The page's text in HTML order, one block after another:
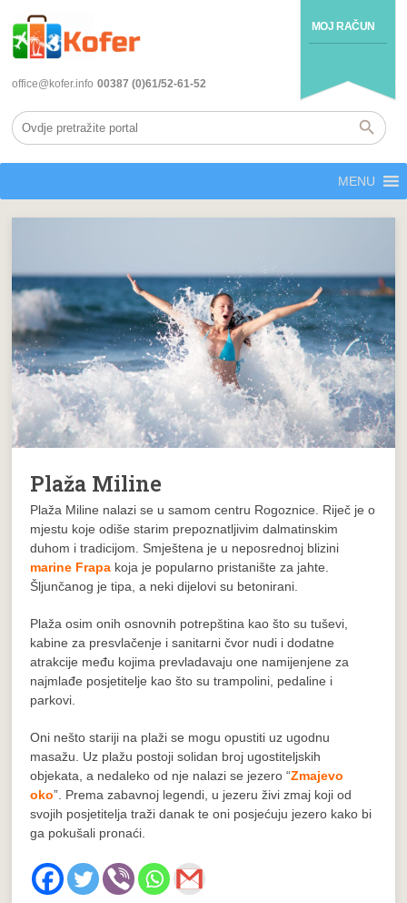
MOJ RAČUN
office@kofer.info 00387 (0)61/52-61-52
MENU
Plaža Miline
Plaža Miline nalazi se u samom centru Rogoznice. Riječ je o
mjestu koje odiše starim prepoznatljivim dalmatinskim
duhom i tradicijom. Smještena je u neposrednoj blizini
marine Frapa koja je popularno pristanište za jahte.
Šljunčanog je tipa, a neki dijelovi su betonirani.
Plaža osim onih osnovnih potrepština kao što su tuševi,
kabine za presvlačenje i sanitarni čvor nudi i dodatne
atrakcije među kojima prevladavaju one namijenjene za
najmlađe posjetitelje kao što su trampolini, pedaline i
parkovi.
Oni nešto stariji na plaži se mogu opustiti uz ugodnu
masažu. Uz plažu postoji solidan broj ugostiteljskih
objekata, a nedaleko od nje nalazi se jezero “Zmajevo
oko”. Prema zabavnoj legendi, u jezeru živi zmaj koji od
svojih posjetitelja traži danak te oni posjećuju jezero kako bi
ga pokušali pronaći.